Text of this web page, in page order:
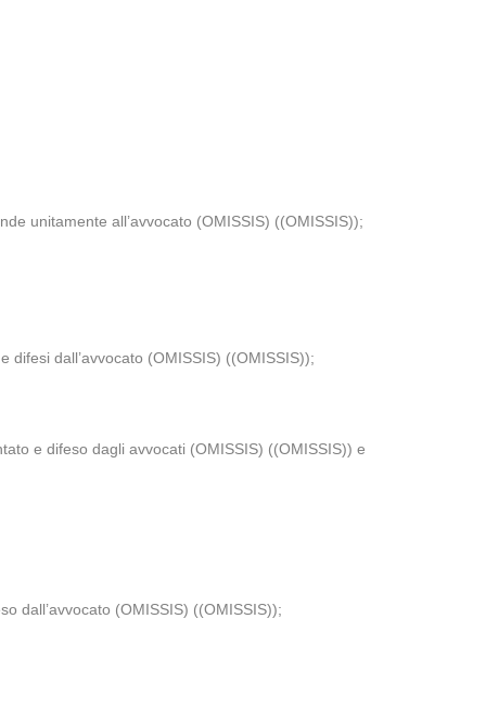
unitamente all’avvocato (OMISSIS) ((OMISSIS));
difesi dall’avvocato (OMISSIS) ((OMISSIS));
e difeso dagli avvocati (OMISSIS) ((OMISSIS)) e
dall’avvocato (OMISSIS) ((OMISSIS));